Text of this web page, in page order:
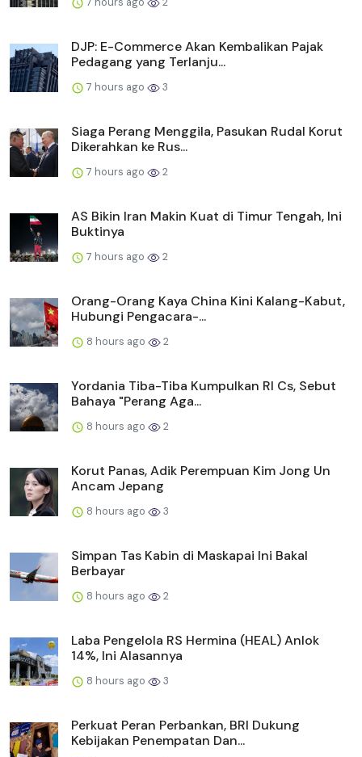
DJP: E-Commerce Akan Kembalikan Pajak
Pedagang yang Terlanju...
7 hours ago 3
Siaga Perang Menggila, Pasukan Rudal Korut
Dikerahkan ke Rus...
7 hours ago 2
AS Bikin Iran Makin Kuat di Timur Tengah, Ini
Buktinya
7 hours ago 2
Orang-Orang Kaya China Kini Kalang-Kabut,
Hubungi Pengacara-...
8 hours ago 2
Yordania Tiba-Tiba Kumpulkan RI Cs, Sebut
Bahaya "Perang Aga...
8 hours ago 2
Korut Panas, Adik Perempuan Kim Jong Un
Ancam Jepang
8 hours ago 3
Simpan Tas Kabin di Maskapai Ini Bakal
Berbayar
8 hours ago 2
Laba Pengelola RS Hermina (HEAL) Anlok
14%, Ini Alasannya
8 hours ago 3
Perkuat Peran Perbankan, BRI Dukung
Kebijakan Penempatan Dan...